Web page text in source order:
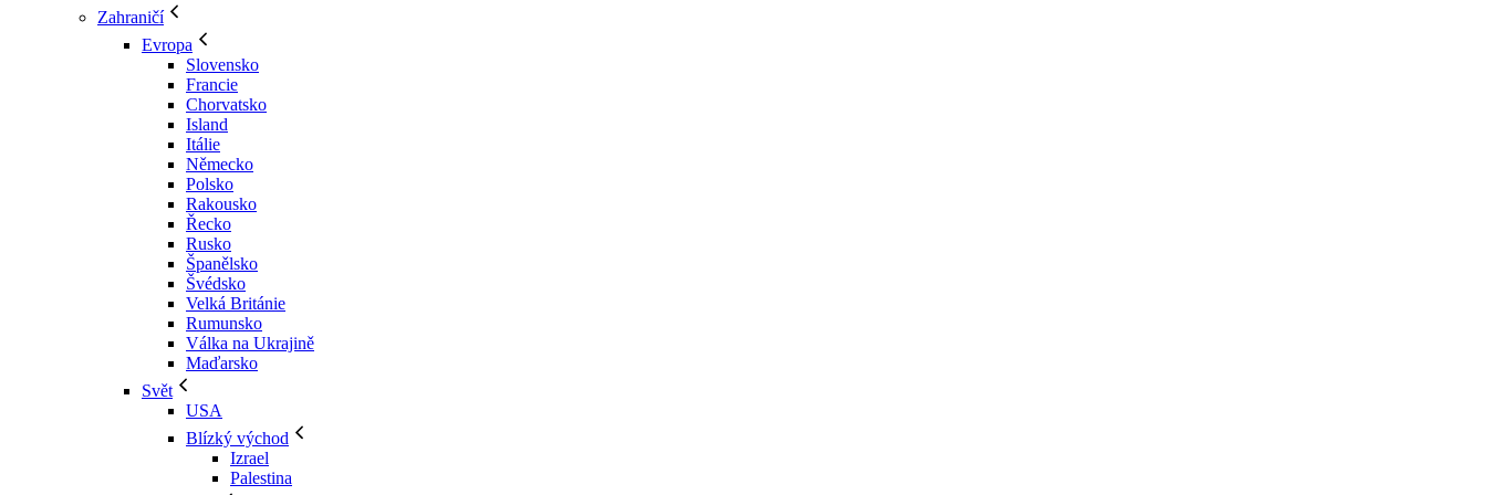
Zahraničí
Evropa
Slovensko
Francie
Chorvatsko
Island
Itálie
Německo
Polsko
Rakousko
Řecko
Rusko
Španělsko
Švédsko
Velká Británie
Rumunsko
Válka na Ukrajině
Maďarsko
Svět
USA
Blízký východ
Izrael
Palestina